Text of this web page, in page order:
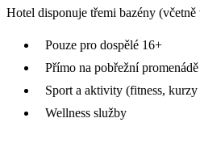
Hotel disponuje třemi bazény
Pouze pro dospělé 16+
Přímo na pobřežní promenádě
Sport a aktivity (fitness,
Wellness služby